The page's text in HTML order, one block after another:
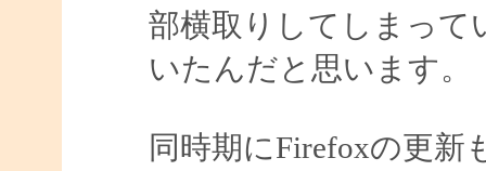
部横取りしてしまって
いたんだと思います。
同時期にFirefoxの更